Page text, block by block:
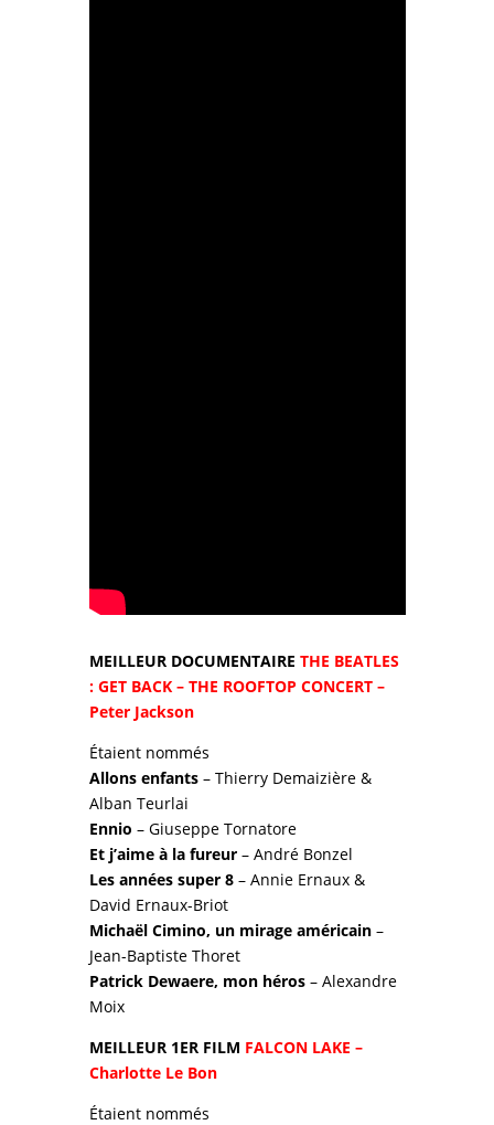
MEILLEUR DOCUMENTAIRE THE BEATLES
: GET BACK – THE ROOFTOP CONCERT –
Peter Jackson
Étaient nommés
Allons enfants– Thierry Demaizière &
Alban Teurlai
Ennio – Giuseppe Tornatore
Et j’aime à la fureur– André Bonzel
Les années super 8– Annie Ernaux &
David Ernaux-Briot
Michaël Cimino, un mirage américain–
Jean-Baptiste Thoret
Patrick Dewaere, mon héros– Alexandre
Moix
MEILLEUR 1ER FILM FALCON LAKE –
Charlotte Le Bon
Étaient nommés